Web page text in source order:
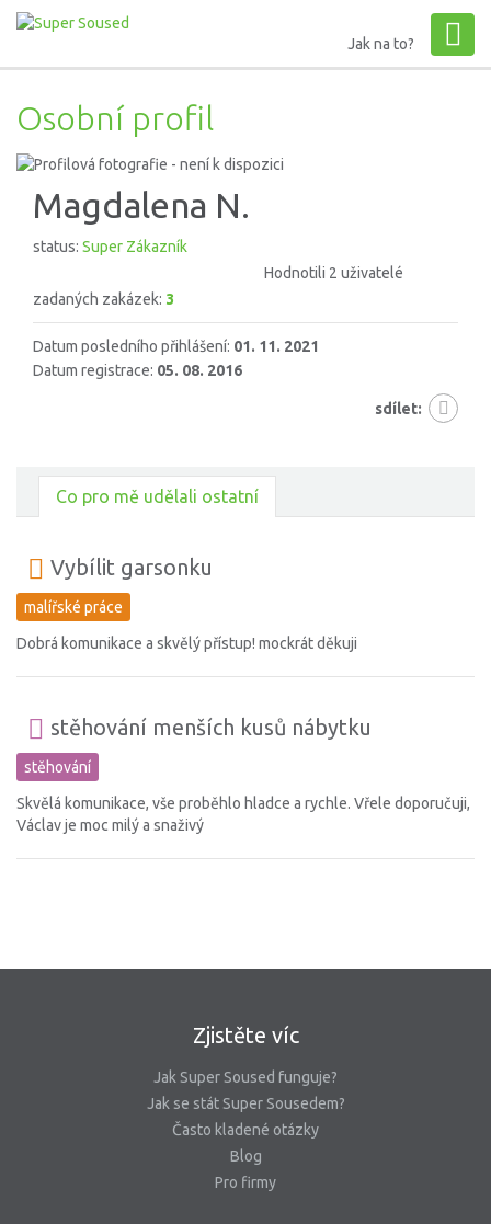
Jak na to?
Osobní profil
Magdalena N.
status: Super Zákazník
Hodnotili 2 uživatelé
zadaných zakázek: 3
Datum posledního přihlášení: 01. 11. 2021
Datum registrace: 05. 08. 2016
sdílet:
Co pro mě udělali ostatní
Vybílit garsonku
malířské práce
Dobrá komunikace a skvělý přístup! mockrát děkuji
stěhování menších kusů nábytku
stěhování
Skvělá komunikace, vše proběhlo hladce a rychle. Vřele doporučuji,
Václav je moc milý a snaživý
Zjistěte víc
Jak Super Soused funguje?
Jak se stát Super Sousedem?
Často kladené otázky
Blog
Pro firmy